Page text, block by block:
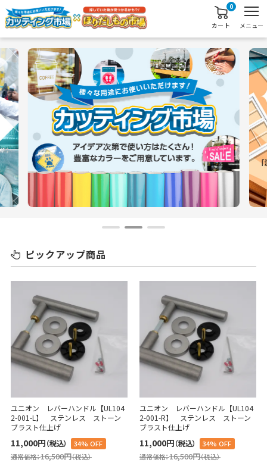
カート
0
メニュー
ピックアップ商品
ユニオン レバーハンドル【UL104
2-001-L】 ステンレス ストーン
ブラスト仕上げ
11,000円（税込）
34% OFF
通常価格：16,500円（税込）
ユニオン レバーハンドル【UL104
2-001-R】 ステンレス ストーン
ブラスト仕上げ
11,000円（税込）
34% OFF
通常価格：16,500円（税込）